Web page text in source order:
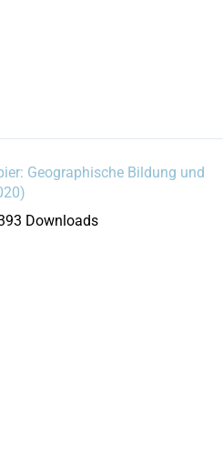
Geographische Bildung und
Downloads